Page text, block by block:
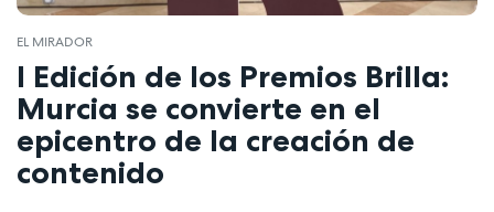
EL MIRADOR
I Edición de los Premios Brilla:
Murcia se convierte en el
epicentro de la creación de
contenido